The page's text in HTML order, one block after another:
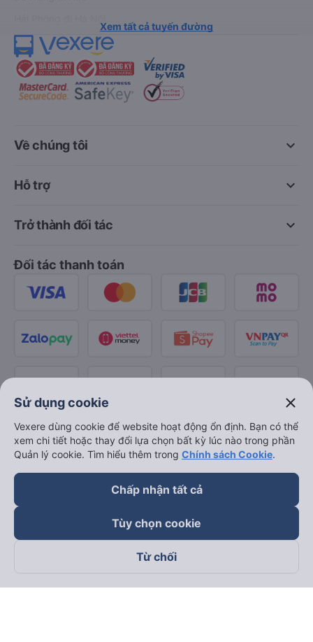
Xem tất cả tuyến đường
keyboard_arrow_down
Về chúng tôi
keyboard_arrow_down
Hỗ trợ
keyboard_arrow_down
Trở thành đối tác
Đối tác thanh toán
Theo dõi chúng tôi trên
Sử dụng cookie close
Vexere dùng cookie để website hoạt động ổn định. Bạn có thể
xem chi tiết hoặc thay đổi lựa chọn bất kỳ lúc nào trong phần
Quản lý cookie. Tìm hiểu thêm trong Chính sách Cookie.
Chấp nhận tất cả
Tùy chọn cookie
Từ chối